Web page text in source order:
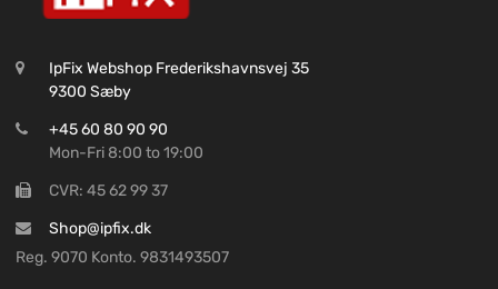
IpFix Webshop Frederikshavnsvej 35
9300 Sæby
+45 60 80 90 90
Mon-Fri 8:00 to 19:00
CVR: 45 62 99 37
Shop@ipfix.dk
Reg. 9070 Konto. 9831493507